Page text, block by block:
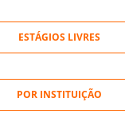
ESTÁGIOS LIVRES
POR INSTITUIÇÃO